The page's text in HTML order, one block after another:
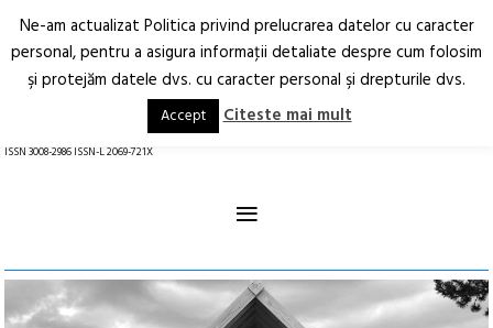
Arhitectură.
Oraș.
RO EN
ISSN 3008-2986 ISSN-L 2069-721X
≡
Ne-am actualizat Politica privind prelucrarea datelor cu caracter
personal, pentru a asigura informaţii detaliate despre cum folosim
şi protejăm datele dvs. cu caracter personal şi drepturile dvs.
Accept Citeste mai mult